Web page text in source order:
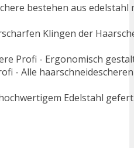
bestehen aus
Klingen der
Profi - Ergonomisch
- Alle
Edelstahl